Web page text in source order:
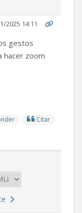
2025 14:11
gestos
hacer zoom
Citar